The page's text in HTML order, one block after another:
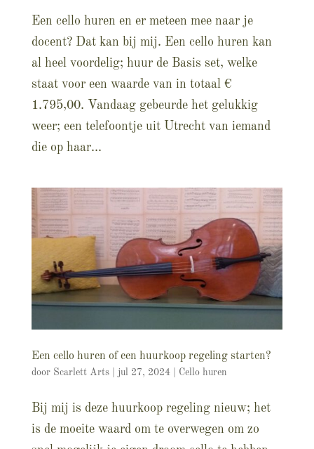
Een cello huren en er meteen mee naar je
docent? Dat kan bij mij. Een cello huren kan
al heel voordelig; huur de Basis set, welke
staat voor een waarde van in totaal €
1.795,00. Vandaag gebeurde het gelukkig
weer; een telefoontje uit Utrecht van iemand
die op haar...
Een cello huren of een huurkoop regeling starten?
door Scarlett Arts| jul 27, 2024| Cello huren
Bij mij is deze huurkoop regeling nieuw; het
is de moeite waard om te overwegen om zo